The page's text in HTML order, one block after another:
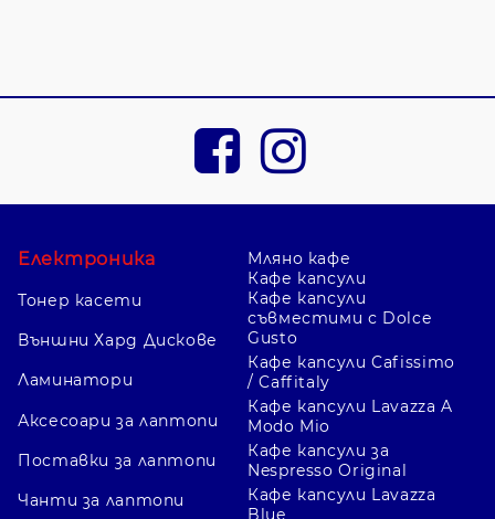
Електроника
Тонер касети
Външни Хард Дискове
Ламинатори
Аксесоари за лаптопи
Поставки за лаптопи
Чанти за лаптопи
Мляно кафе
Кафе капсули
Кафе капсули
съвместими с Dolce
Gusto
Кафе капсули Cafissimo
/ Caffitaly
Кафе капсули Lavazza A
Modo Mio
Кафе капсули за
Nespresso Original
Кафе капсули Lavazza
Blue